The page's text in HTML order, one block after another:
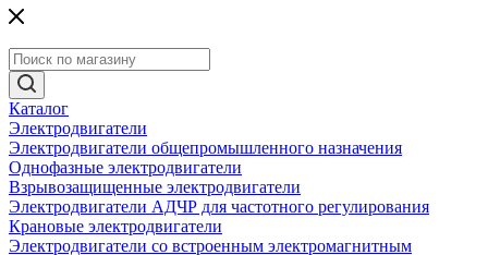
Каталог
Электродвигатели
Электродвигатели общепромышленного назначения
Однофазные электродвигатели
Взрывозащищенные электродвигатели
Электродвигатели АДЧР для частотного регулирования
Крановые электродвигатели
Электродвигатели со встроенным электромагнитным